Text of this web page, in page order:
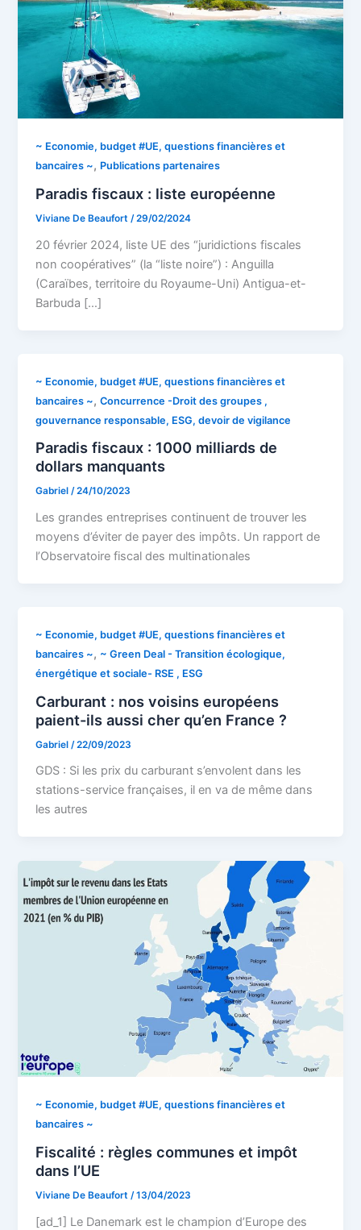
~ Economie, budget #UE, questions financières et
bancaires ~, Publications partenaires
Paradis fiscaux : liste européenne
Viviane De Beaufort/29/02/2024
20 février 2024, liste UE des “juridictions fiscales
non coopératives” (la “liste noire”) : Anguilla
(Caraïbes, territoire du Royaume-Uni) Antigua-et-
Barbuda […]
~ Economie, budget #UE, questions financières et
bancaires ~,Concurrence -Droit des groupes ,
gouvernance responsable, ESG, devoir de vigilance
Paradis fiscaux : 1000 milliards de
dollars manquants
Gabriel/24/10/2023
Les grandes entreprises continuent de trouver les
moyens d’éviter de payer des impôts. Un rapport de
l’Observatoire fiscal des multinationales
~ Economie, budget #UE, questions financières et
bancaires ~, ~ Green Deal - Transition écologique,
énergétique et sociale- RSE , ESG
Carburant : nos voisins européens
paient-ils aussi cher qu’en France ?
Gabriel /22/09/2023
GDS : Si les prix du carburant s’envolent dans les
stations-service françaises, il en va de même dans
les autres
~ Economie, budget #UE, questions financières et
bancaires ~
Fiscalité : règles communes et impôt
dans l’UE
Viviane De Beaufort /13/04/2023
[ad_1] Le Danemark est le champion d’Europe des